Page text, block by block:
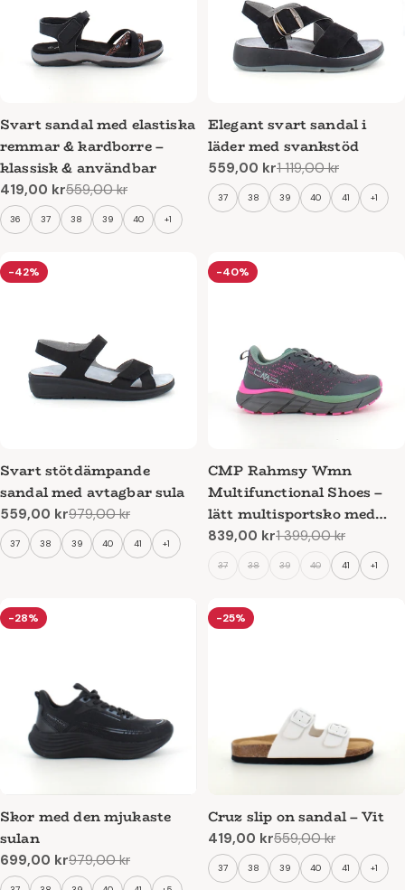
Svart sandal med elastiska
remmar & kardborre –
klassisk & användbar
Reapris
419,00 kr
Ordinarie
pris
559,00 kr
36 37 38 39 40 +1
Elegant svart sandal i
läder med svankstöd
Reapris
559,00 kr
Ordinarie
pris
1 119,00 kr
37 38 39 40 41 +1
-42%
Svart stötdämpande
sandal med avtagbar sula
Reapris
559,00 kr
Ordinarie
pris
979,00 kr
37 38 39 40 41 +1
-40%
CMP Rahmsy Wmn
Multifunctional Shoes –
lätt multisportsko med
mjuk ovandel
Reapris
839,00 kr
Ordinarie
pris
1 399,00 kr
37 38 39 40 41 +1
-28%
Skor med den mjukaste
sulan
Reapris
699,00 kr
Ordinarie
pris
979,00 kr
-25%
Cruz slip on sandal – Vit
Reapris
419,00 kr
Ordinarie
pris
559,00 kr
37 38 39 40 41 +1